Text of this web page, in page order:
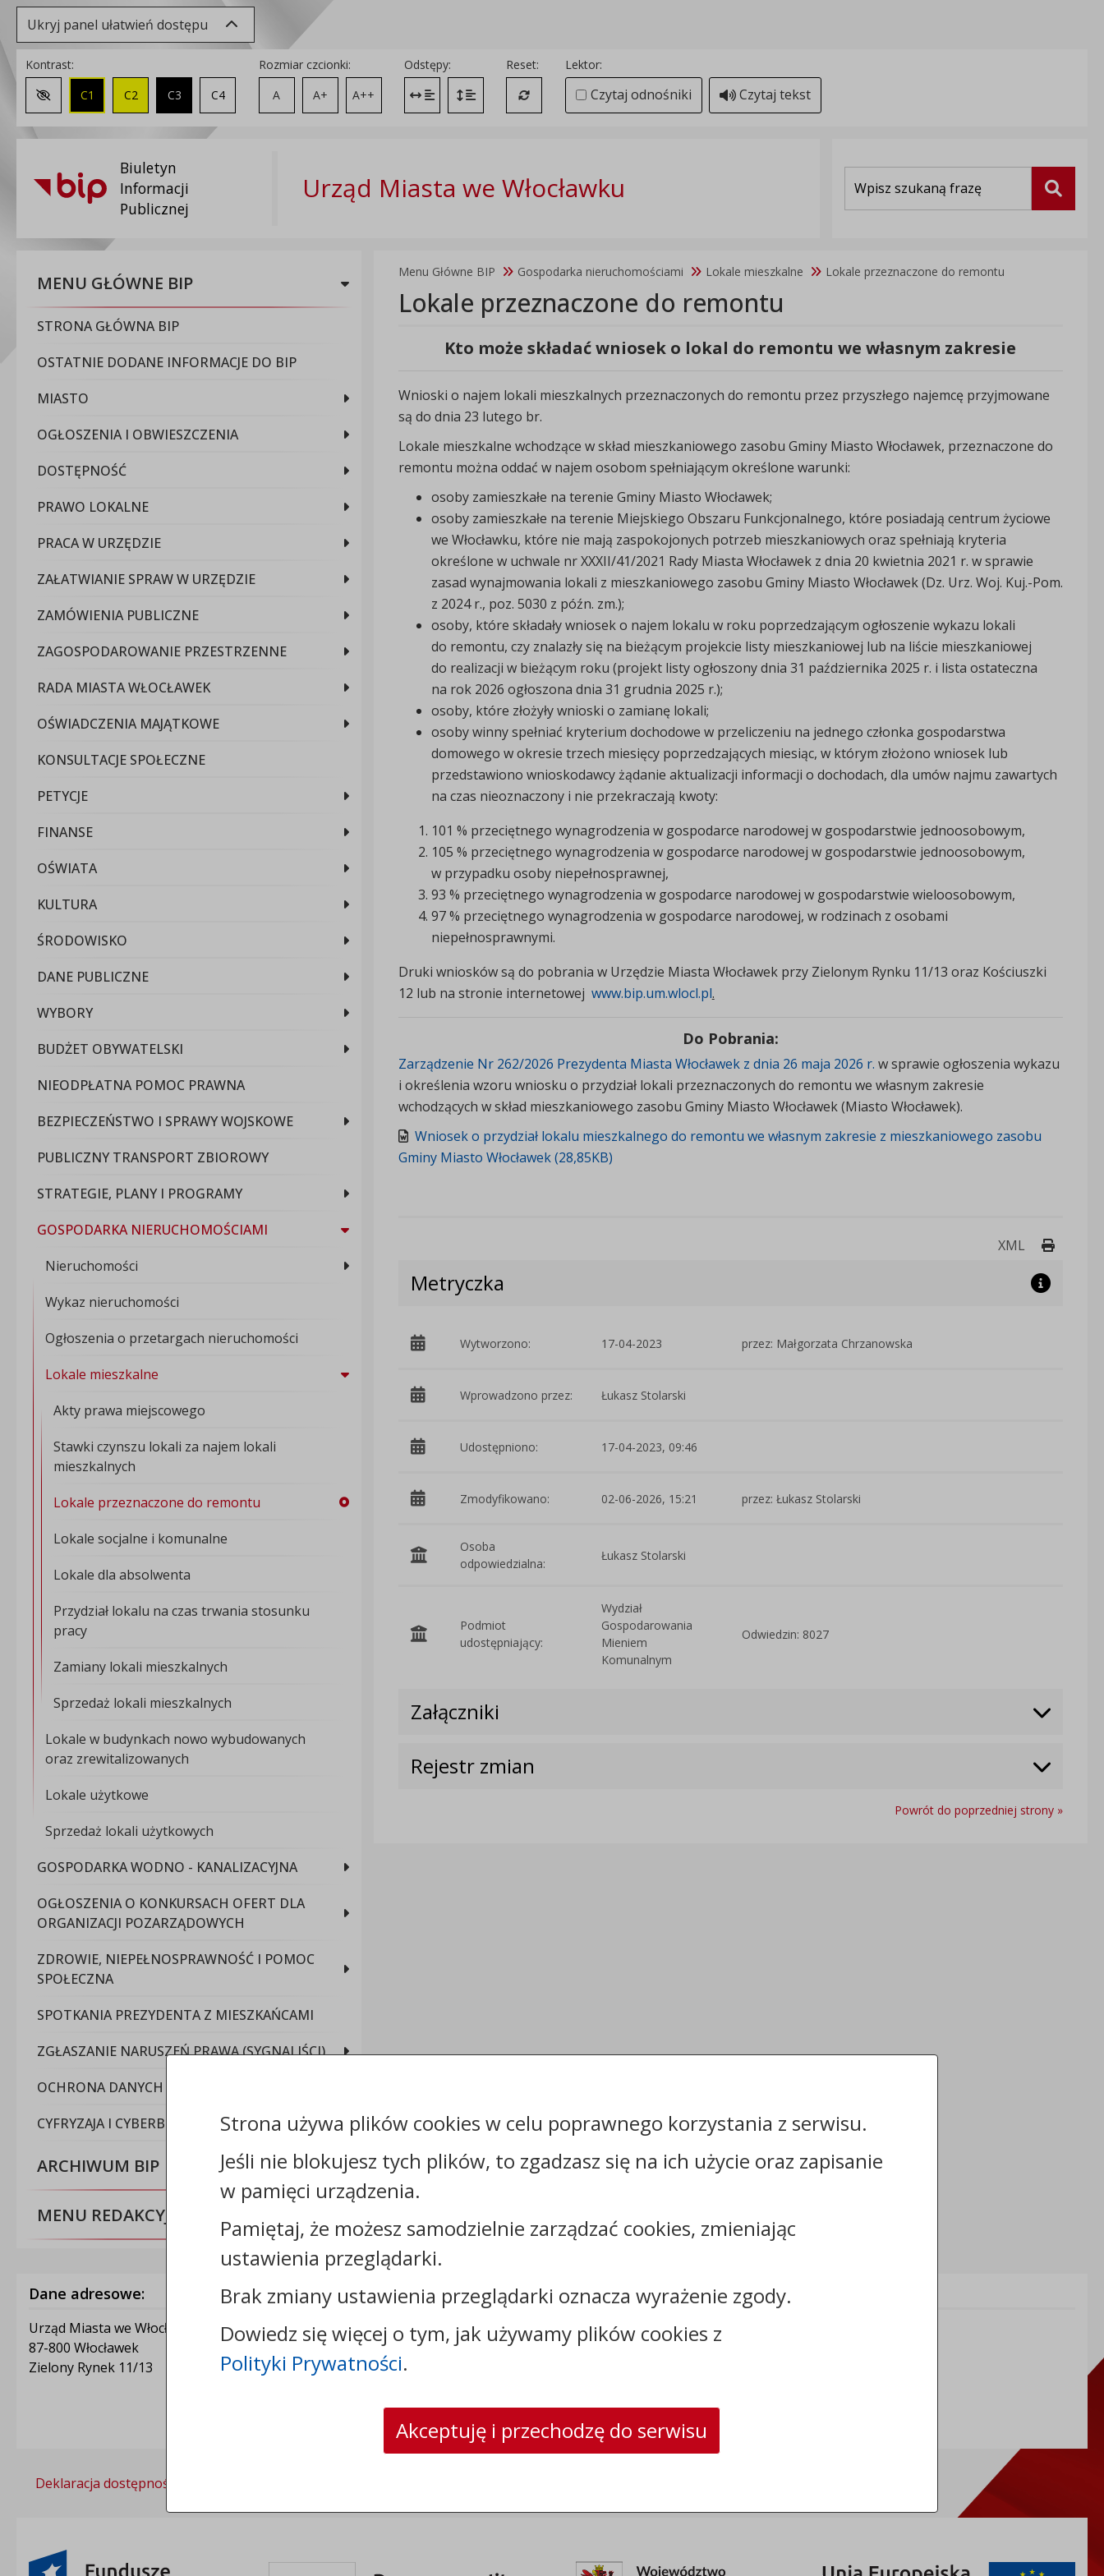
Ukryj panel ułatwień dostępu
Kontrast:
Zmień kontrast na domyślny
C1 C2 C3 C4
Rozmiar czcionki:
A
A+ A++
Odstępy:
Zmień odstęp między literami
Zmień interlinię i margines między paragrafami
Reset:
Przywróć ustawienia domyślne
Lektor:
Czytaj odnośniki Czytaj tekst
Biuletyn
Informacji
Publicznej
Urząd Miasta we Włocławku Szukaj
MENU GŁÓWNE BIP
STRONA GŁÓWNA BIP
OSTATNIE DODANE INFORMACJE DO BIP
MIASTO
OGŁOSZENIA I OBWIESZCZENIA
DOSTĘPNOŚĆ
PRAWO LOKALNE
PRACA W URZĘDZIE
ZAŁATWIANIE SPRAW W URZĘDZIE
ZAMÓWIENIA PUBLICZNE
ZAGOSPODAROWANIE PRZESTRZENNE
RADA MIASTA WŁOCŁAWEK
OŚWIADCZENIA MAJĄTKOWE
KONSULTACJE SPOŁECZNE
PETYCJE
FINANSE
OŚWIATA
KULTURA
ŚRODOWISKO
DANE PUBLICZNE
WYBORY
BUDŻET OBYWATELSKI
NIEODPŁATNA POMOC PRAWNA
BEZPIECZEŃSTWO I SPRAWY WOJSKOWE
PUBLICZNY TRANSPORT ZBIOROWY
STRATEGIE, PLANY I PROGRAMY
GOSPODARKA NIERUCHOMOŚCIAMI
Nieruchomości
Wykaz nieruchomości
Ogłoszenia o przetargach nieruchomości
Lokale mieszkalne
Akty prawa miejscowego
Stawki czynszu lokali za najem lokali
mieszkalnych
Lokale przeznaczone do remontu
Lokale socjalne i komunalne
Lokale dla absolwenta
Przydział lokalu na czas trwania stosunku
pracy
Zamiany lokali mieszkalnych
Sprzedaż lokali mieszkalnych
Lokale w budynkach nowo wybudowanych
oraz zrewitalizowanych
Lokale użytkowe
Sprzedaż lokali użytkowych
GOSPODARKA WODNO - KANALIZACYJNA
OGŁOSZENIA O KONKURSACH OFERT DLA
ORGANIZACJI POZARZĄDOWYCH
ZDROWIE, NIEPEŁNOSPRAWNOŚĆ I POMOC
SPOŁECZNA
SPOTKANIA PREZYDENTA Z MIESZKAŃCAMI
ZGŁASZANIE NARUSZEŃ PRAWA (SYGNALIŚCI)
OCHRONA DANYCH OSOBOWYCH
CYFRYZAJA I CYBERBEZPIECZEŃSTWO
ARCHIWUM BIP
MENU REDAKCYJNE
Menu Główne BIP Gospodarka nieruchomościami Lokale mieszkalne Lokale przeznaczone do remontu
Lokale przeznaczone do remontu
Kto może składać wniosek o lokal do remontu we własnym zakresie
Wnioski o najem lokali mieszkalnych przeznaczonych do remontu przez przyszłego najemcę przyjmowane
są do dnia 23 lutego br.
Lokale mieszkalne wchodzące w skład mieszkaniowego zasobu Gminy Miasto Włocławek, przeznaczone do
remontu można oddać w najem osobom spełniającym określone warunki:
osoby zamieszkałe na terenie Gminy Miasto Włocławek;
osoby zamieszkałe na terenie Miejskiego Obszaru Funkcjonalnego, które posiadają centrum życiowe
we Włocławku, które nie mają zaspokojonych potrzeb mieszkaniowych oraz spełniają kryteria
określone w uchwale nr XXXII/41/2021 Rady Miasta Włocławek z dnia 20 kwietnia 2021 r. w sprawie
zasad wynajmowania lokali z mieszkaniowego zasobu Gminy Miasto Włocławek (Dz. Urz. Woj. Kuj.-Pom.
z 2024 r., poz. 5030 z późn. zm.);
osoby, które składały wniosek o najem lokalu w roku poprzedzającym ogłoszenie wykazu lokali
do remontu, czy znalazły się na bieżącym projekcie listy mieszkaniowej lub na liście mieszkaniowej
do realizacji w bieżącym roku (projekt listy ogłoszony dnia 31 października 2025 r. i lista ostateczna
na rok 2026 ogłoszona dnia 31 grudnia 2025 r.);
osoby, które złożyły wnioski o zamianę lokali;
osoby winny spełniać kryterium dochodowe w przeliczeniu na jednego członka gospodarstwa
domowego w okresie trzech miesięcy poprzedzających miesiąc, w którym złożono wniosek lub
przedstawiono wnioskodawcy żądanie aktualizacji informacji o dochodach, dla umów najmu zawartych
na czas nieoznaczony i nie przekraczają kwoty:
101 % przeciętnego wynagrodzenia w gospodarce narodowej w gospodarstwie jednoosobowym,
105 % przeciętnego wynagrodzenia w gospodarce narodowej w gospodarstwie jednoosobowym,
w przypadku osoby niepełnosprawnej,
93 % przeciętnego wynagrodzenia w gospodarce narodowej w gospodarstwie wieloosobowym,
97 % przeciętnego wynagrodzenia w gospodarce narodowej, w rodzinach z osobami
niepełnosprawnymi.
Druki wniosków są do pobrania w Urzędzie Miasta Włocławek przy Zielonym Rynku 11/13 oraz Kościuszki
12 lub na stronie internetowej www.bip.um.wlocl.pl.
Do Pobrania:
Zarządzenie Nr 262/2026 Prezydenta Miasta Włocławek z dnia 26 maja 2026 r. w sprawie ogłoszenia wykazu
i określenia wzoru wniosku o przydział lokali przeznaczonych do remontu we własnym zakresie
wchodzących w skład mieszkaniowego zasobu Gminy Miasto Włocławek (Miasto Włocławek).
Wniosek o przydział lokalu mieszkalnego do remontu we własnym zakresie z mieszkaniowego zasobu
Gminy Miasto Włocławek (28,85KB)
XML Drukuj
Metryczka
Wytworzono: 17-04-2023 przez: Małgorzata Chrzanowska
Wprowadzono przez: Łukasz Stolarski
Udostępniono: 17-04-2023, 09:46
Zmodyfikowano: 02-06-2026, 15:21 przez: Łukasz Stolarski
Osoba
odpowiedzialna:
Łukasz Stolarski
Podmiot
udostępniający:
Wydział
Gospodarowania
Mieniem
Komunalnym
Odwiedzin: 8027
Załączniki
Rejestr zmian
Powrót do poprzedniej strony »
Dane adresowe:
Urząd Miasta we Włocławku
87-800 Włocławek
Zielony Rynek 11/13
Kontakt:
tel.: +48544144000
faks: +48544144444
e-mail:
/umwloclawek/skrytka
strona www: wloclawek.eu
Informacje dodatkowe:
Deklaracja dostępności
Strona używa plików cookies w celu poprawnego korzystania z serwisu.
Jeśli nie blokujesz tych plików, to zgadzasz się na ich użycie oraz zapisanie
w pamięci urządzenia.
Pamiętaj, że możesz samodzielnie zarządzać cookies, zmieniając
ustawienia przeglądarki.
Brak zmiany ustawienia przeglądarki oznacza wyrażenie zgody.
Dowiedz się więcej o tym, jak używamy plików cookies z
Polityki Prywatności.
Akceptuję i przechodzę do serwisu